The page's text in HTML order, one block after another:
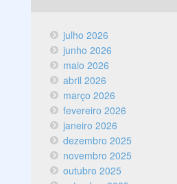
julho 2026
junho 2026
maio 2026
abril 2026
março 2026
fevereiro 2026
janeiro 2026
dezembro 2025
novembro 2025
outubro 2025